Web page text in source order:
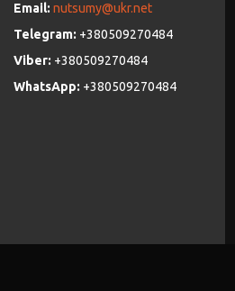
nutsumy@ukr.net
+380509270484
+380509270484
+380509270484